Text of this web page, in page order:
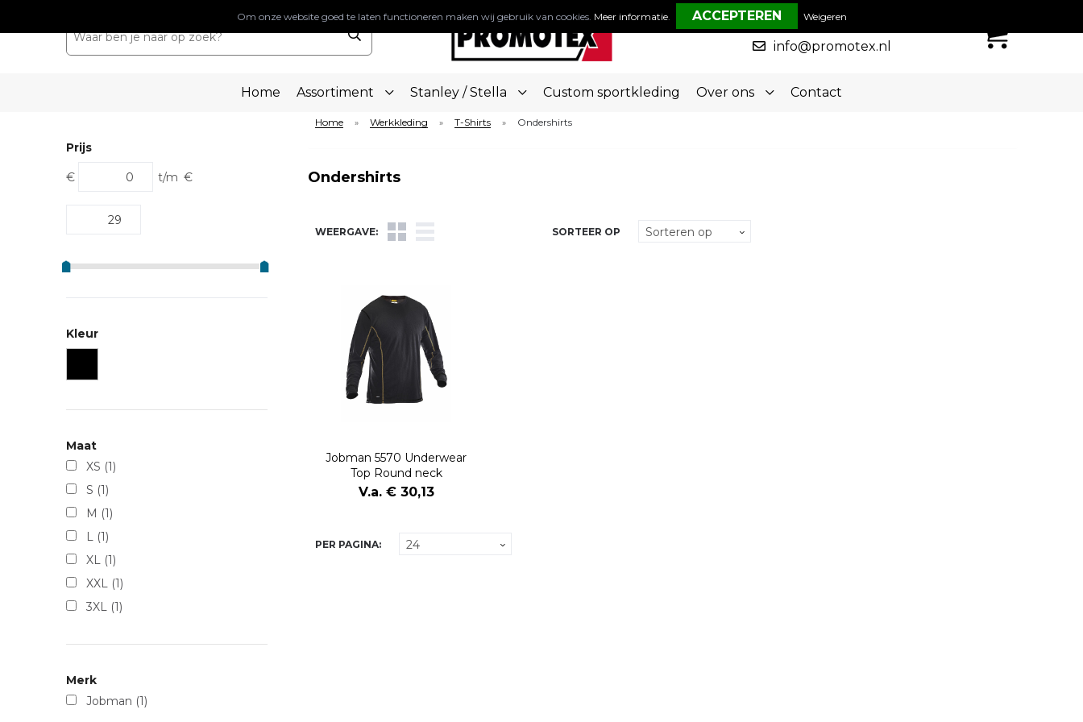
050-5773636
info@promotex.nl
Home Assortiment Stanley / Stella Custom sportkleding Over ons Contact
Prijs
€ t/m €
Kleur
Maat
XS (1)
S (1)
M (1)
L (1)
XL (1)
XXL (1)
3XL (1)
Merk
Jobman (1)
Home » Werkkleding » T-Shirts » Ondershirts
Ondershirts
WEERGAVE: SORTEER OP
Jobman 5570 Underwear
Top Round neck
V.a. € 30,13
PER PAGINA:
Om onze website goed te laten functioneren maken wij gebruik van cookies. Meer informatie. Weigeren